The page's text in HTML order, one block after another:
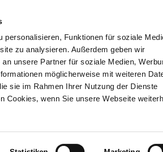
Funktionen für soziale
zu analysieren. Außerdem geben wir
unsere Partner für soziale Medien,
möglicherweise mit weiteren
sie im Rahmen Ihrer Nutzung der Dienste
Cookies, wenn Sie unsere Webseite